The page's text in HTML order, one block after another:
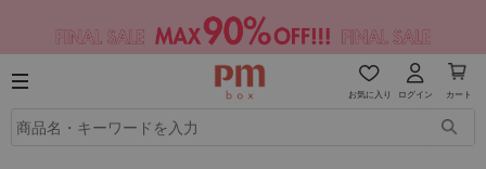
お気に入り ログイン カート